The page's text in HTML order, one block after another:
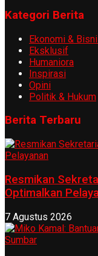
Kategori Berita
Ekonomi &
Eksklusif
Humaniora
Inspirasi
Opini
Politik & Hukum
Berita Terbaru
Resmikan
Optimalkan
7 Agustus 2026